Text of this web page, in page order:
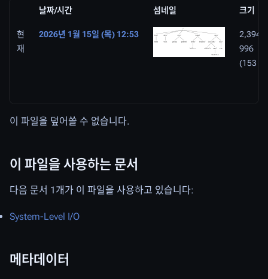
날짜/시간 섬네일 크기
현
재
2026년 1월 15일 (목) 12:53
2,394 ×
996
(153
이 파일을 덮어쓸 수 없습니다.
이 파일을 사용하는 문서
다음 문서 1개가 이 파일을 사용하고 있습니다:
System-Level I/O
메타데이터